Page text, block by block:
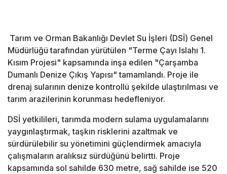
Tarım ve Orman Bakanlığı Devlet Su İşleri (DSİ) Genel
Müdürlüğü tarafından yürütülen "Terme Çayı Islahı 1.
Kısım Projesi" kapsamında inşa edilen "Çarşamba
Dumanlı Denize Çıkış Yapısı" tamamlandı. Proje ile
drenaj sularının denize kontrollü şekilde ulaştırılması ve
tarım arazilerinin korunması hedefleniyor.
DSİ yetkilileri, tarımda modern sulama uygulamalarını
yaygınlaştırmak, taşkın risklerini azaltmak ve
sürdürülebilir su yönetimini güçlendirmek amacıyla
çalışmaların aralıksız sürdüğünü belirtti. Proje
kapsamında sol sahilde 630 metre, sağ sahilde ise 520